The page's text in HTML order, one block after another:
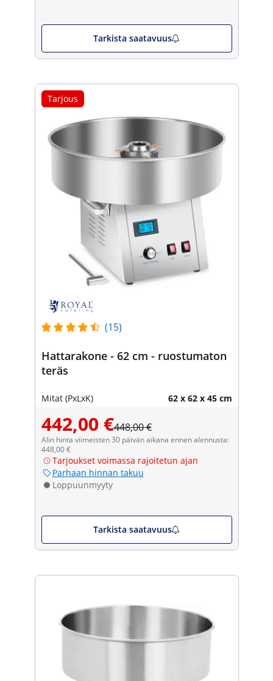
Tarkista saatavuus
Tarjous
(15)
Hattarakone - 62 cm - ruostumaton
teräs
Mitat (PxLxK) 62 x 62 x 45 cm
442,00 €448,00 €
Alin hinta viimeisten 30 päivän aikana ennen alennusta:
448,00 €
Tarjoukset voimassa rajoitetun ajan
Parhaan hinnan takuu
Loppuunmyyty
Tarkista saatavuus